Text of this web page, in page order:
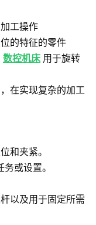
工操作
的特征的零件
数控机床 用于旋转
在实现复杂的加工
和夹紧。
或设置。
以及用于固定所需